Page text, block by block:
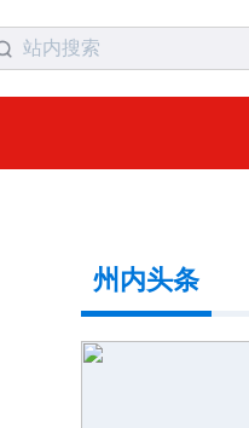
州内头条